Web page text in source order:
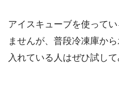
アイスキューブを使って
ませんが、普段冷凍庫か
入れている人はぜひ試して